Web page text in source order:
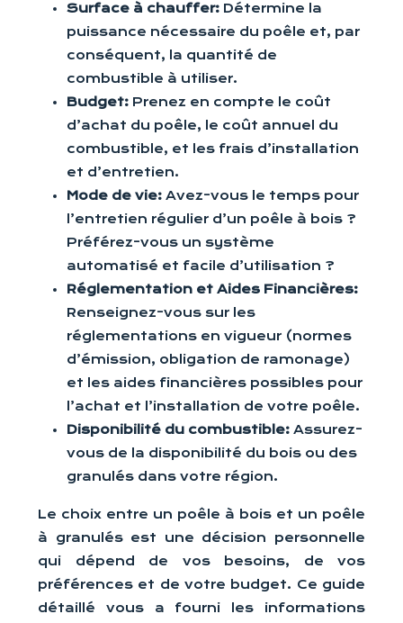
Surface à chauffer: Détermine la
puissance nécessaire du poêle et, par
conséquent, la quantité de
combustible à utiliser.
Budget: Prenez en compte le coût
d’achat du poêle, le coût annuel du
combustible, et les frais d’installation
et d’entretien.
Mode de vie: Avez-vous le temps pour
l’entretien régulier d’un poêle à bois ?
Préférez-vous un système
automatisé et facile d’utilisation ?
Réglementation et Aides Financières:
Renseignez-vous sur les
réglementations en vigueur (normes
d’émission, obligation de ramonage)
et les aides financières possibles pour
l’achat et l’installation de votre poêle.
Disponibilité du combustible: Assurez-
vous de la disponibilité du bois ou des
granulés dans votre région.
Le choix entre un poêle à bois et un poêle
à granulés est une décision personnelle
qui dépend de vos besoins, de vos
préférences et de votre budget. Ce guide
détaillé vous a fourni les informations